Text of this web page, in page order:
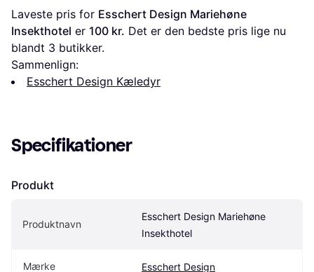
Laveste pris for Esschert Design Mariehøne
Insekthotel er 100 kr. Det er den bedste pris lige nu
blandt 3 butikker.
Sammenlign:
Esschert Design Kæledyr
Specifikationer
Produkt
Produktnavn
Esschert Design Mariehøne
Insekthotel
Mærke Esschert Design